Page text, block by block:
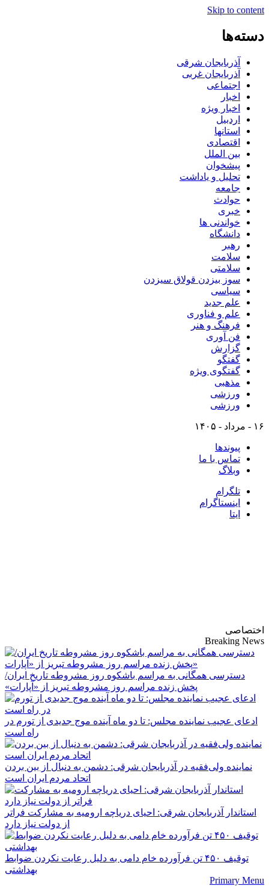
Skip to content
دسته‌ها
آذربایجان شرقی
آذربایجان غربی
اجتماعی
اخبار
اخبار ویژه
اردبیل
استانها
اقتصادی
بین الملل
پیشخوان
تحلیل و یاداشت
جامعه
حوادث
خبری
خواندنی ها
دانشگاه
رهبر
سلامت
سلامتی
سوز بیزدن قولاق سیزدن
سیاسی
علم جدید
علم و فناوری
فرهنگ و هنر
فن آوری
گزارش
گفتگو
گفتگوی ویژه
مذهبی
ورزشی
ورزشی
۱۶ - مرداد - ۱۴۰۵
پیوندها
تماس با ما
وبلاگ
تلگرام
اینستاگرام
ایتا
اختصاصی
Breaking News
دسترسی همگانی به مراسم باشکوه روز مشروطه تاریخ ایران/
پخش زنده مراسم روز مشروطه تبریز از «آپارات»
ادعای عجیب نماینده مجلس: تا دو ماه آینده موج جدیدی از تورم در
راه است
نماینده ولی‌فقیه در آذربایجان شرقی: دشمن به دنبال از بین بردن
اتحاد مردم ایران است
استاندار آذربایجان شرقی: احیای دریاچه ارومیه به مشارکت فراتر
از دولت نیاز دارد
توقیف ۴۵۰ تن فرآورده خام دامی به دلیل رعایت نکردن ضوابط
بهداشتی
Primary Menu